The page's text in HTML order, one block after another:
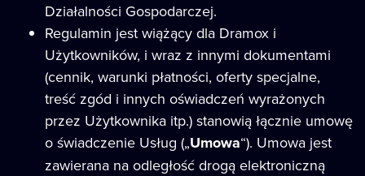
Działalności Gospodarczej.
Regulamin jest wiążący dla Dramox i
Użytkowników, i wraz z innymi dokumentami
(cennik, warunki płatności, oferty specjalne,
treść zgód i innych oświadczeń wyrażonych
przez Użytkownika itp.) stanowią łącznie umowę
o świadczenie Usług („Umowa“). Umowa jest
zawierana na odległość drogą elektroniczną